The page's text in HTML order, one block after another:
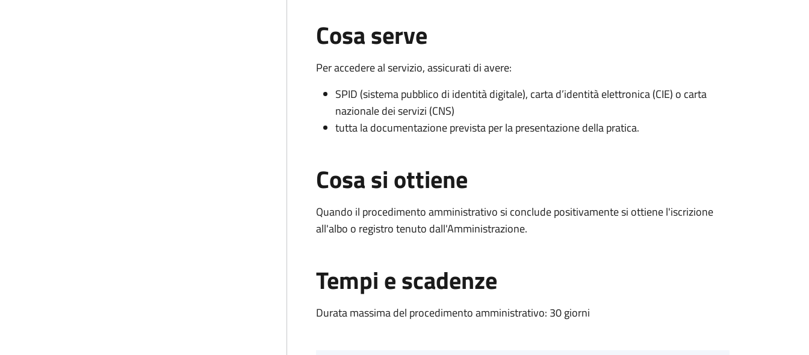
Cosa serve
Per accedere al servizio, assicurati di avere:
SPID (sistema pubblico di identità digitale), carta d’identità elettronica (CIE) o carta
nazionale dei servizi (CNS)
tutta la documentazione prevista per la presentazione della pratica.
Cosa si ottiene
Quando il procedimento amministrativo si conclude positivamente si ottiene l'iscrizione
all'albo o registro tenuto dall'Amministrazione.
Tempi e scadenze
Durata massima del procedimento amministrativo: 30 giorni